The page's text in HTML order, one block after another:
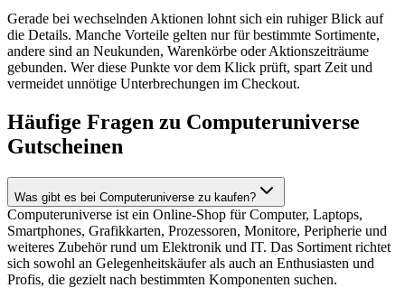
Gerade bei wechselnden Aktionen lohnt sich ein ruhiger Blick auf
die Details. Manche Vorteile gelten nur für bestimmte Sortimente,
andere sind an Neukunden, Warenkörbe oder Aktionszeiträume
gebunden. Wer diese Punkte vor dem Klick prüft, spart Zeit und
vermeidet unnötige Unterbrechungen im Checkout.
Häufige Fragen zu Computeruniverse
Gutscheinen
Was gibt es bei Computeruniverse zu kaufen?
Computeruniverse ist ein Online-Shop für Computer, Laptops,
Smartphones, Grafikkarten, Prozessoren, Monitore, Peripherie und
weiteres Zubehör rund um Elektronik und IT. Das Sortiment richtet
sich sowohl an Gelegenheitskäufer als auch an Enthusiasten und
Profis, die gezielt nach bestimmten Komponenten suchen.